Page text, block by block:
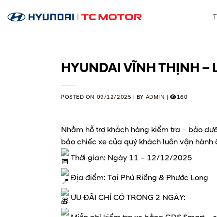
HYUNDAI VĨNH THỊNH –
POSTED ON 09/12/2025 BY ADMIN | 160
Nhằm hỗ trợ khách hàng kiểm tra – bảo
bảo chiếc xe của quý khách luôn vận
Thời gian: Ngày 11 – 12/12/2025
Địa điểm: Tại Phú Riềng & Phước Long
ƯU ĐÃI CHỈ CÓ TRONG 2 NGÀY: